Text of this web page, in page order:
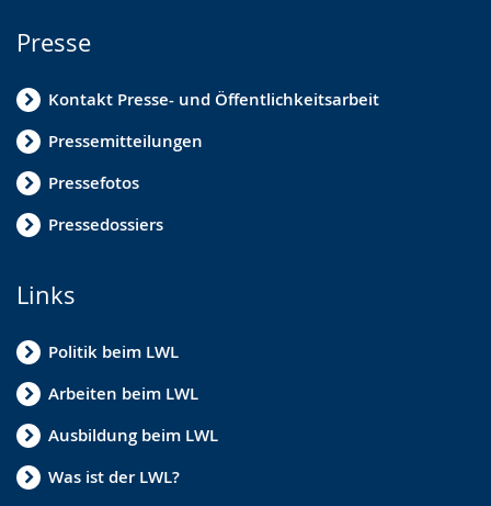
Presse
Kontakt Presse- und Öffentlichkeitsarbeit
Pressemitteilungen
Pressefotos
Pressedossiers
Links
Politik beim LWL
Arbeiten beim LWL
Ausbildung beim LWL
Was ist der LWL?